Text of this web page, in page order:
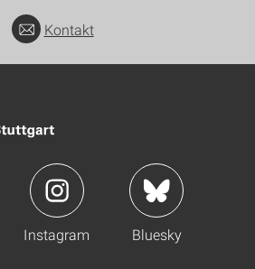
Kontakt
Instagram Bluesky